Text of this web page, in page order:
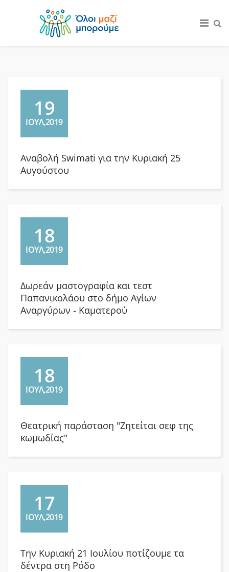
19
ΙΟΥΛ,2019
Aναβολή Swimati για την Κυριακή 25
Αυγούστου
18
ΙΟΥΛ,2019
Δωρεάν μαστογραφία και τεστ
Παπανικολάου στο δήμο Αγίων
Αναργύρων - Καματερού
18
ΙΟΥΛ,2019
Θεατρική παράσταση "Ζητείται σεφ της
κωμωδίας"
17
ΙΟΥΛ,2019
Την Κυριακή 21 Ιουλίου ποτίζουμε τα
δέντρα στη Ρόδο